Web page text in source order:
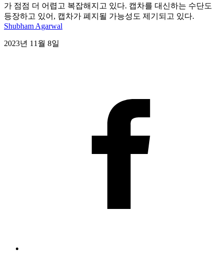
가 점점 더 어렵고 복잡해지고 있다. 캡차를 대신하는 수단도
등장하고 있어, 캡차가 폐지될 가능성도 제기되고 있다.
Shubham Agarwal
2023년 11월 8일